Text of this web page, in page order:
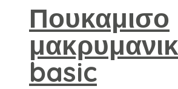
Πουκαμισο
basic